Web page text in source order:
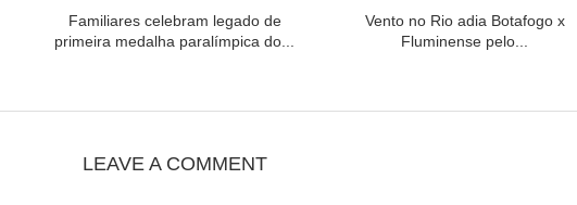
Familiares celebram legado de
primeira medalha paralímpica do...
Vento no Rio adia Botafogo x
Fluminense pelo...
LEAVE A COMMENT